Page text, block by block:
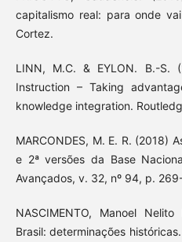
capitalismo real: para onde
Cortez.
LINN, M.C. & EYLON. B.-S.
Instruction – Taking
knowledge integration.
MARCONDES, M. E. R. (2018)
e 2ª versões da Base
Avançados, v. 32, nº 94, p.
NASCIMENTO, Manoel
Brasil: determinações